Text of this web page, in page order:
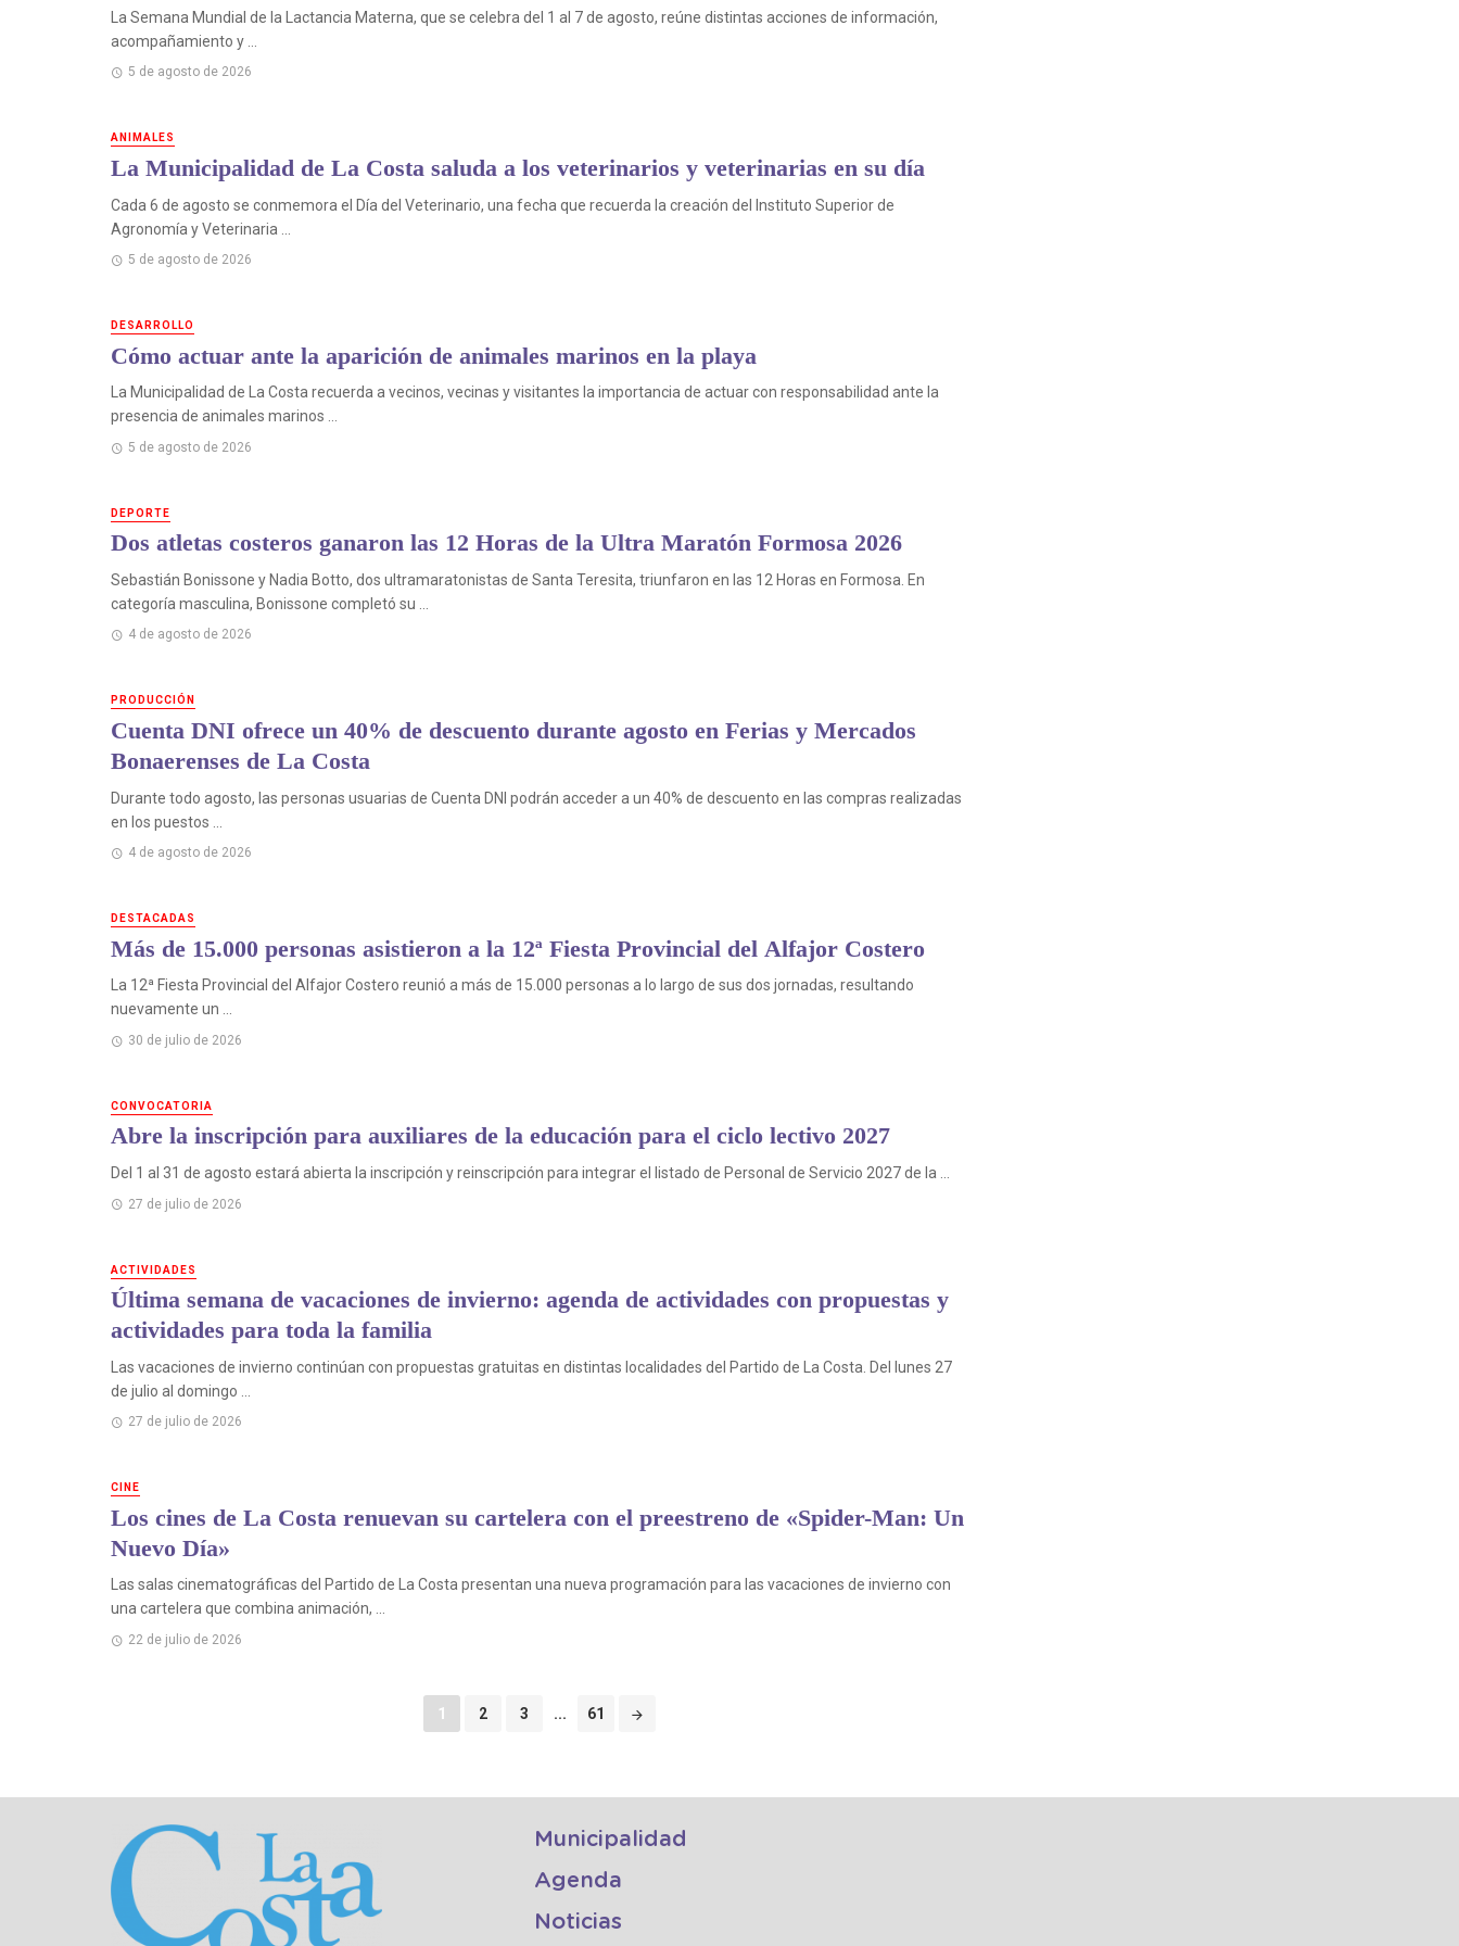
La Semana Mundial de la Lactancia Materna, que se celebra del 1 al 7 de agosto, reúne distintas acciones de información,
acompañamiento y ...
5 de agosto de 2026
ANIMALES
La Municipalidad de La Costa saluda a los veterinarios y veterinarias en su día
Cada 6 de agosto se conmemora el Día del Veterinario, una fecha que recuerda la creación del Instituto Superior de
Agronomía y Veterinaria ...
5 de agosto de 2026
DESARROLLO
Cómo actuar ante la aparición de animales marinos en la playa
La Municipalidad de La Costa recuerda a vecinos, vecinas y visitantes la importancia de actuar con responsabilidad ante la
presencia de animales marinos ...
5 de agosto de 2026
DEPORTE
Dos atletas costeros ganaron las 12 Horas de la Ultra Maratón Formosa 2026
Sebastián Bonissone y Nadia Botto, dos ultramaratonistas de Santa Teresita, triunfaron en las 12 Horas en Formosa. En
categoría masculina, Bonissone completó su ...
4 de agosto de 2026
PRODUCCIÓN
Cuenta DNI ofrece un 40% de descuento durante agosto en Ferias y Mercados
Bonaerenses de La Costa
Durante todo agosto, las personas usuarias de Cuenta DNI podrán acceder a un 40% de descuento en las compras realizadas
en los puestos ...
4 de agosto de 2026
DESTACADAS
Más de 15.000 personas asistieron a la 12ª Fiesta Provincial del Alfajor Costero
La 12ª Fiesta Provincial del Alfajor Costero reunió a más de 15.000 personas a lo largo de sus dos jornadas, resultando
nuevamente un ...
30 de julio de 2026
CONVOCATORIA
Abre la inscripción para auxiliares de la educación para el ciclo lectivo 2027
Del 1 al 31 de agosto estará abierta la inscripción y reinscripción para integrar el listado de Personal de Servicio 2027 de la ...
27 de julio de 2026
ACTIVIDADES
Última semana de vacaciones de invierno: agenda de actividades con propuestas y
actividades para toda la familia
Las vacaciones de invierno continúan con propuestas gratuitas en distintas localidades del Partido de La Costa. Del lunes 27
de julio al domingo ...
27 de julio de 2026
CINE
Los cines de La Costa renuevan su cartelera con el preestreno de «Spider-Man: Un
Nuevo Día»
Las salas cinematográficas del Partido de La Costa presentan una nueva programación para las vacaciones de invierno con
una cartelera que combina animación, ...
22 de julio de 2026
1 2 3 ... 61
Municipalidad
Agenda
Noticias